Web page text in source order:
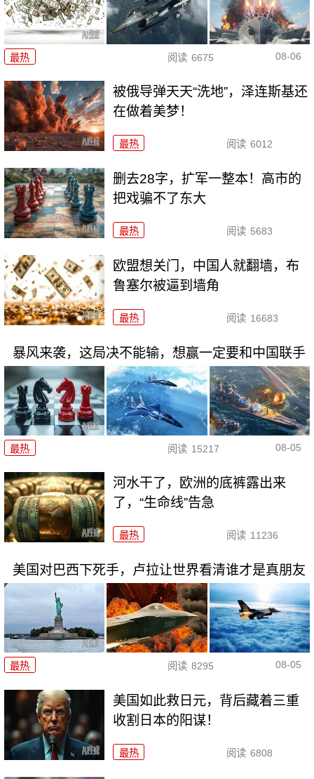
最热 阅读 6675 08-06
被俄导弹天天“洗地”，泽连斯基还
在做着美梦！
最热 阅读 6012
删去28字，扩军一整本！高市的
把戏骗不了东大
最热 阅读 5683
欧盟想关门，中国人就翻墙，布
鲁塞尔被逼到墙角
最热 阅读 16683
暴风来袭，这局决不能输，想赢一定要和中国联手
最热 阅读 15217 08-05
河水干了，欧洲的底裤露出来
了，“生命线”告急
最热 阅读 11236
美国对巴西下死手，卢拉让世界看清谁才是真朋友
最热 阅读 8295 08-05
美国如此救日元，背后藏着三重
收割日本的阳谋！
最热 阅读 6808